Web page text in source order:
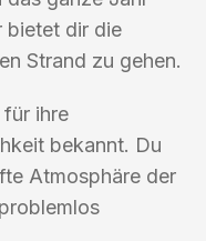
bietet dir die
Strand zu gehen.
für ihre
bekannt. Du
Atmosphäre der